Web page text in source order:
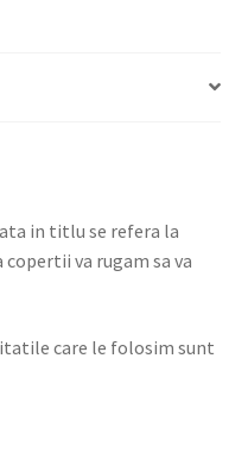
in titlu se refera la
va rugam sa va
care le folosim sunt